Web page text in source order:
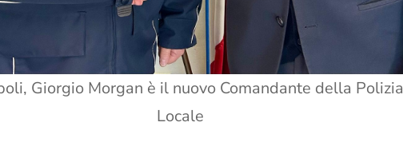
Giorgio Morgan è il nuovo Comandante della Polizia
Locale